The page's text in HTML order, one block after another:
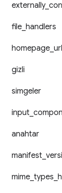
externally_
file handlers
homepage url
gizli
simgeler
input
anahtar
manifest
mime types